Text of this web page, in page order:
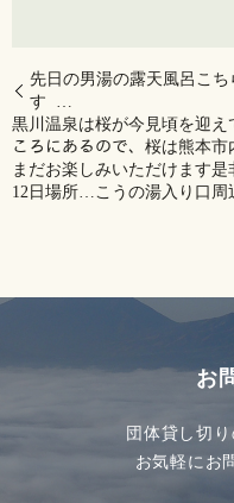
先日の男湯の露天風呂️こ
す ️ …
黒川温泉は桜が今見頃を迎え
ころにあるので、桜は熊本
まだお楽しみいただけます
12日場所…こうの湯入り口周
お
団体貸し切り
お気軽にお